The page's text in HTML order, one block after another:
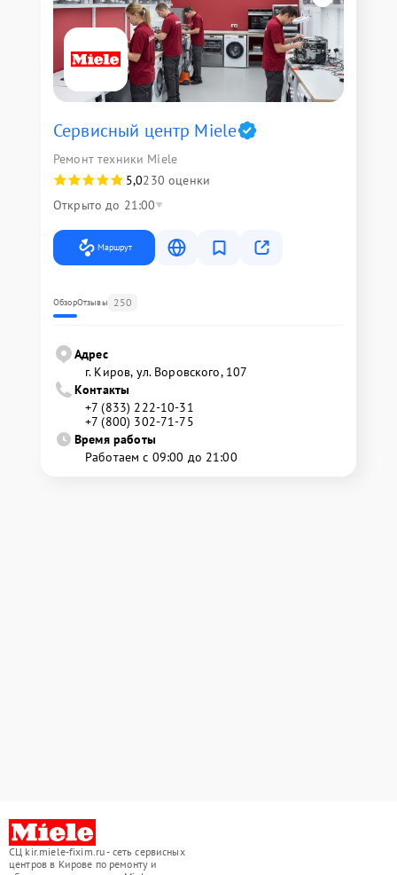
Сервисный центр Miele
Ремонт техники Miele
5,0230 оценки
Открыто до 21:00
Маршрут
ОбзорОтзывы 250
Адрес
г. Киров, ул. Воровского, 107
Контакты
+7 (833) 222-10-31
+7 (800) 302-71-75
Время работы
Работаем с 09:00 до 21:00
СЦ kir.miele-fixim.ru - сеть сервисных
центров в Кирове по ремонту и